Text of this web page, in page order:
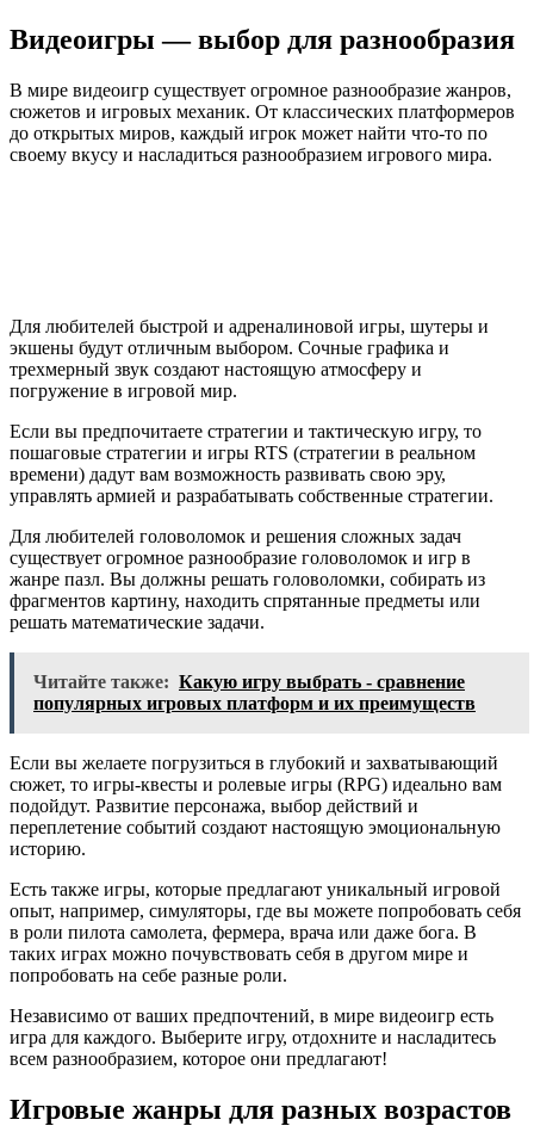
Видеоигры — выбор для разнообразия
В мире видеоигр существует огромное разнообразие жанров,
сюжетов и игровых механик. От классических платформеров
до открытых миров, каждый игрок может найти что-то по
своему вкусу и насладиться разнообразием игрового мира.
Для любителей быстрой и адреналиновой игры, шутеры и
экшены будут отличным выбором. Сочные графика и
трехмерный звук создают настоящую атмосферу и
погружение в игровой мир.
Если вы предпочитаете стратегии и тактическую игру, то
пошаговые стратегии и игры RTS (стратегии в реальном
времени) дадут вам возможность развивать свою эру,
управлять армией и разрабатывать собственные стратегии.
Для любителей головоломок и решения сложных задач
существует огромное разнообразие головоломок и игр в
жанре пазл. Вы должны решать головоломки, собирать из
фрагментов картину, находить спрятанные предметы или
решать математические задачи.
Читайте также: Какую игру выбрать - сравнение
популярных игровых платформ и их преимуществ
Если вы желаете погрузиться в глубокий и захватывающий
сюжет, то игры-квесты и ролевые игры (RPG) идеально вам
подойдут. Развитие персонажа, выбор действий и
переплетение событий создают настоящую эмоциональную
историю.
Есть также игры, которые предлагают уникальный игровой
опыт, например, симуляторы, где вы можете попробовать себя
в роли пилота самолета, фермера, врача или даже бога. В
таких играх можно почувствовать себя в другом мире и
попробовать на себе разные роли.
Независимо от ваших предпочтений, в мире видеоигр есть
игра для каждого. Выберите игру, отдохните и насладитесь
всем разнообразием, которое они предлагают!
Игровые жанры для разных возрастов